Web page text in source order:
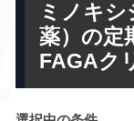
ミノキシ
薬）の定
FAGAク